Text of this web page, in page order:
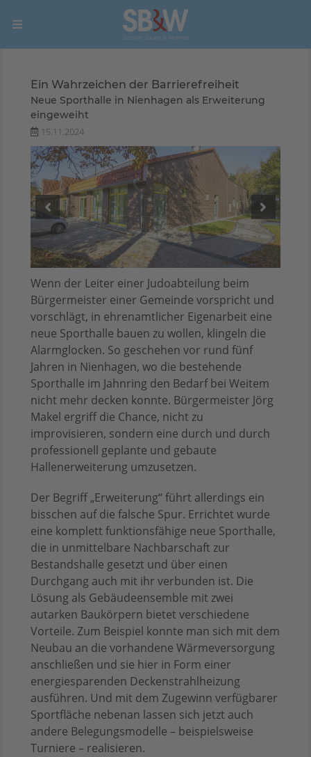
Ein Wahrzeichen der Barrierefreiheit
Neue Sporthalle in Nienhagen als Erweiterung
eingeweiht
15.11.2024
Wenn der Leiter einer Judoabteilung beim
Bürgermeister einer Gemeinde vorspricht und
vorschlägt, in ehrenamtlicher Eigenarbeit eine
neue Sporthalle bauen zu wollen, klingeln die
Alarmglocken. So geschehen vor rund fünf
Jahren in Nienhagen, wo die bestehende
Sporthalle im Jahnring den Bedarf bei Weitem
nicht mehr decken konnte. Bürgermeister Jörg
Makel ergriff die Chance, nicht zu
improvisieren, sondern eine durch und durch
professionell geplante und gebaute
Hallenerweiterung umzusetzen.
Der Begriff „Erweiterung“ führt allerdings ein
bisschen auf die falsche Spur. Errichtet wurde
eine komplett funktionsfähige neue Sporthalle,
die in unmittelbare Nachbarschaft zur
Bestandshalle gesetzt und über einen
Durchgang auch mit ihr verbunden ist. Die
Lösung als Gebäudeensemble mit zwei
autarken Baukörpern bietet verschiedene
Vorteile. Zum Beispiel konnte man sich mit dem
Neubau an die vorhandene Wärmeversorgung
anschließen und sie hier in Form einer
energiesparenden Deckenstrahlheizung
ausführen. Und mit dem Zugewinn verfügbarer
Sportfläche nebenan lassen sich jetzt auch
andere Belegungsmodelle – beispielsweise
Turniere – realisieren.